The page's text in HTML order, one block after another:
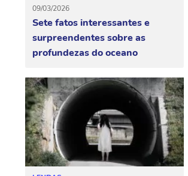
09/03/2026
Sete fatos interessantes e
surpreendentes sobre as
profundezas do oceano